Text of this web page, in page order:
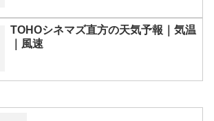
TOHOシネマズ直方の天気予報｜気温
｜風速